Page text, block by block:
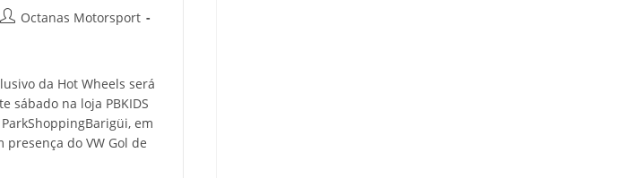
Octanas Motorsport
da Hot Wheels será
sábado na loja PBKIDS
ParkShoppingBarigüi, em
presença do VW Gol de